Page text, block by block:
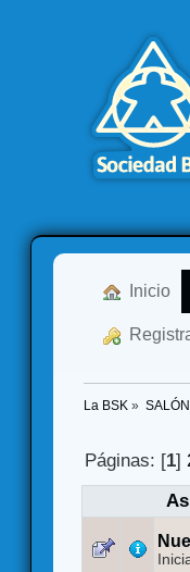
Inicio
La BSK »
Páginas: [1]